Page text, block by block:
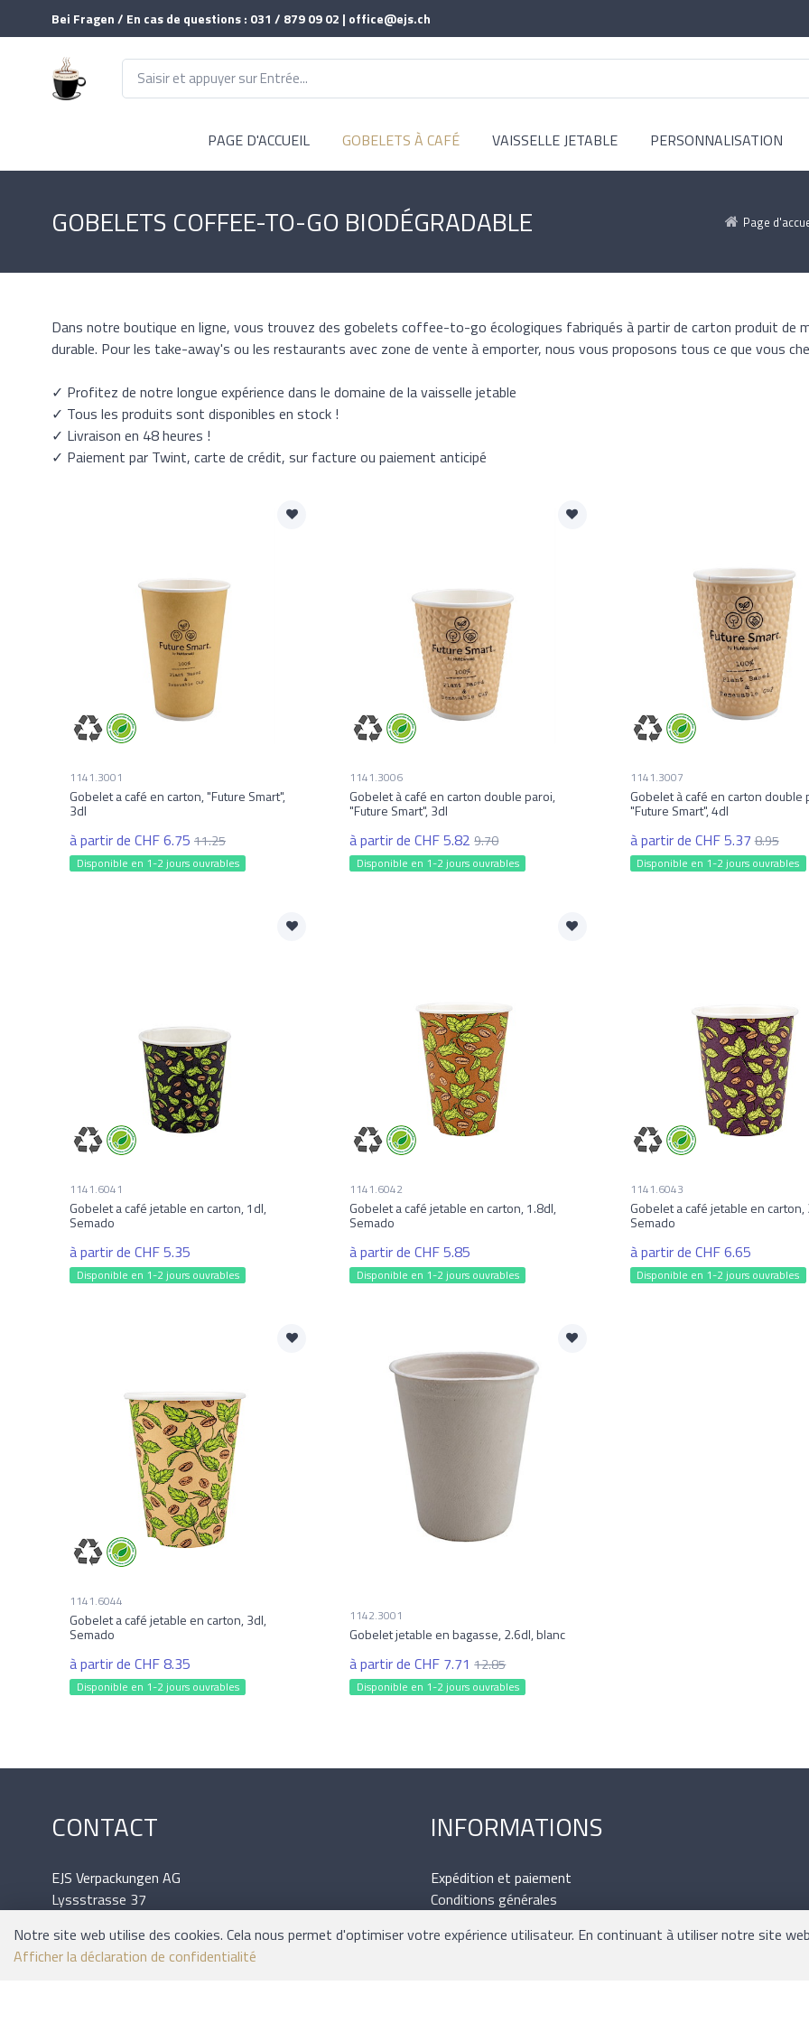
Bei Fragen / En cas de questions : 031 / 879 09 02 | office@ejs.ch
PAGE D'ACCUEIL GOBELETS À CAFÉ VAISSELLE JETABLE PERSONNALISATION
Page
GOBELETS COFFEE-TO-GO BIODÉGRADABLE
Dans notre boutique en ligne, vous trouvez des gobelets coffee-to-go écologiques fabriqués à partir de carton produit de
durable. Pour les take-away's ou les restaurants avec zone de vente à emporter, nous vous proposons tous ce que vous
✓ Profitez de notre longue expérience dans le domaine de la vaisselle jetable
✓ Tous les produits sont disponibles en stock !
✓ Livraison en 48 heures !
✓ Paiement par Twint, carte de crédit, sur facture ou paiement anticipé
1141.3001
Gobelet a café en carton, "Future Smart",
3dl
à partir de CHF 6.75 11.25
Disponible en 1-2 jours ouvrables
1141.3006
Gobelet à café en carton double paroi,
"Future Smart", 3dl
à partir de CHF 5.82 9.70
Disponible en 1-2 jours ouvrables
1141.3007
Gobelet à café en carton double
"Future Smart", 4dl
à partir de CHF 5.37 8.95
Disponible en 1-2 jours ouvrables
1141.6041
Gobelet a café jetable en carton, 1dl,
Semado
à partir de CHF 5.35
Disponible en 1-2 jours ouvrables
1141.6042
Gobelet a café jetable en carton, 1.8dl,
Semado
à partir de CHF 5.85
Disponible en 1-2 jours ouvrables
1141.6043
Gobelet a café jetable en carton,
Semado
à partir de CHF 6.65
Disponible en 1-2 jours ouvrables
1141.6044
Gobelet a café jetable en carton, 3dl,
Semado
à partir de CHF 8.35
Disponible en 1-2 jours ouvrables
1142.3001
Gobelet jetable en bagasse, 2.6dl, blanc
à partir de CHF 7.71 12.85
Disponible en 1-2 jours ouvrables
CONTACT
EJS Verpackungen AG
Lyssstrasse 37
Tél.: 031 / 879 09 02
Mail: office@ejs.ch
INFORMATIONS
Expédition et paiement
Conditions générales
Mentions légales
Notre site web utilise des cookies. Cela nous permet d'optimiser votre expérience utilisateur. En continuant à utiliser notre site
Afficher la déclaration de confidentialité